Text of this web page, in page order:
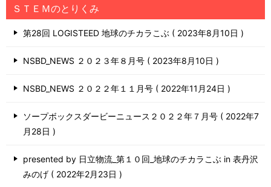
ＳＴＥＭのとりくみ
第28回 LOGISTEED 地球のチカラこぶ 2023年8月10日
NSBD_NEWS ２０２３年８月号 2023年8月10日
NSBD_NEWS ２０２２年１１月号 2022年11月24日
ソープボックスダービーニュース２０２２年７月号
2022年7
月28日
presented by 日立物流_第１０回_地球のチカラこぶ in 表丹沢
みのげ
2022年2月23日